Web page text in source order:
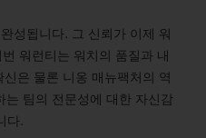
성됩니다. 그 신뢰가 이제 워
워런티는 워치의 품질과 내
은 물론 니옹 매뉴팩처의 역
는 팀의 전문성에 대한 자신감
다.